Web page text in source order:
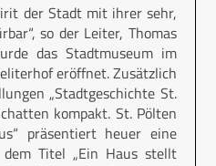
der Stadt mit ihrer sehr,
so der Leiter, Thomas
das Stadtmuseum im
eröffnet. Zusätzlich
„Stadtgeschichte St.
kompakt. St. Pölten
präsentiert heuer eine
Titel „Ein Haus stellt